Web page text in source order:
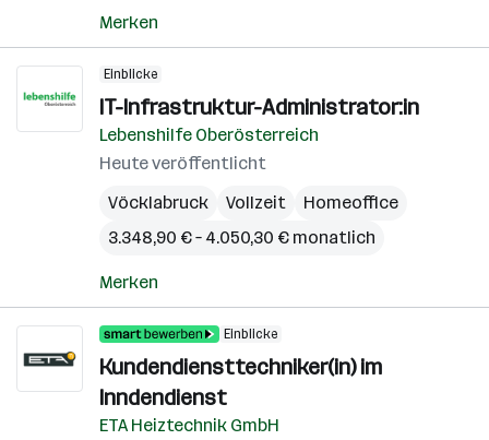
Merken
Einblicke
IT-Infrastruktur-Administrator:in
Lebenshilfe Oberösterreich
Heute veröffentlicht
Vöcklabruck
Vollzeit
Homeoffice
3.348,90 € – 4.050,30 € monatlich
Merken
Einblicke
Kundendiensttechniker(in) im
Inndendienst
ETA Heiztechnik GmbH